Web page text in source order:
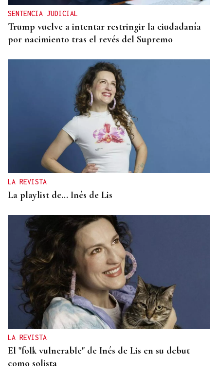
SENTENCIA JUDICIAL
Trump vuelve a intentar restringir la ciudadanía
por nacimiento tras el revés del Supremo
LA REVISTA
La playlist de... Inés de Lis
LA REVISTA
El "folk vulnerable" de Inés de Lis en su debut
como solista